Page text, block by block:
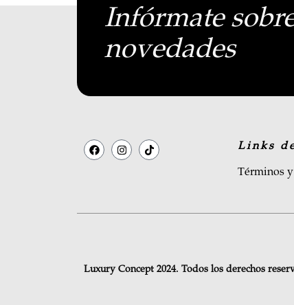
Infórmate
novedades
Links
Términos
Luxury Concept 2024. Todos los derechos